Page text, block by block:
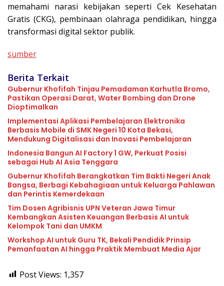
memahami narasi kebijakan seperti Cek Kesehatan
Gratis (CKG), pembinaan olahraga pendidikan, hingga
transformasi digital sektor publik.
sumber
Berita Terkait
Gubernur Khofifah Tinjau Pemadaman Karhutla Bromo,
Pastikan Operasi Darat, Water Bombing dan Drone
Dioptimalkan
Implementasi Aplikasi Pembelajaran Elektronika
Berbasis Mobile di SMK Negeri 10 Kota Bekasi,
Mendukung Digitalisasi dan Inovasi Pembelajaran
Indonesia Bangun AI Factory 1 GW, Perkuat Posisi
sebagai Hub AI Asia Tenggara
Gubernur Khofifah Berangkatkan Tim Bakti Negeri Anak
Bangsa, Berbagi Kebahagiaan untuk Keluarga Pahlawan
dan Perintis Kemerdekaan
Tim Dosen Agribisnis UPN Veteran Jawa Timur
Kembangkan Asisten Keuangan Berbasis AI untuk
Kelompok Tani dan UMKM
Workshop AI untuk Guru TK, Bekali Pendidik Prinsip
Pemanfaatan AI hingga Praktik Membuat Media Ajar
Post Views: 1,357